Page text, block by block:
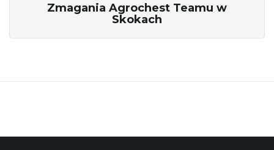
Zmagania Agrochest Teamu w
Skokach